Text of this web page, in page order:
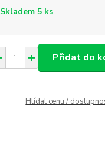
Skladem 5 ks
Přidat do
Hlídat cenu /